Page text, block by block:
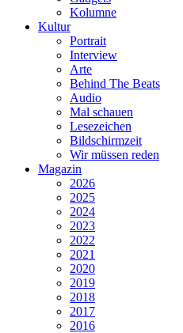
Kolumne
Kultur
Portrait
Interview
Arte
Behind The Beats
Audio
Mal schauen
Lesezeichen
Bildschirmzeit
Wir müssen reden
Magazin
2026
2025
2024
2023
2022
2021
2020
2019
2018
2017
2016